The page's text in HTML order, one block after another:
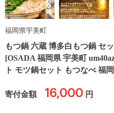
福岡県宇美町
もつ鍋 六蔵 博多白もつ鍋 セ
[OSADA 福岡県 宇美町
ト モツ鍋セット もつなべ 福
寄付金額 16,000 円